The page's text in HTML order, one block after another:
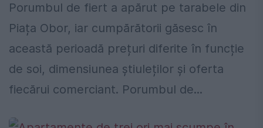
Porumbul de fiert a apărut pe tarabele din
Piața Obor, iar cumpărătorii găsesc în
această perioadă prețuri diferite în funcție
de soi, dimensiunea știuleților și oferta
fiecărui comerciant. Porumbul de...